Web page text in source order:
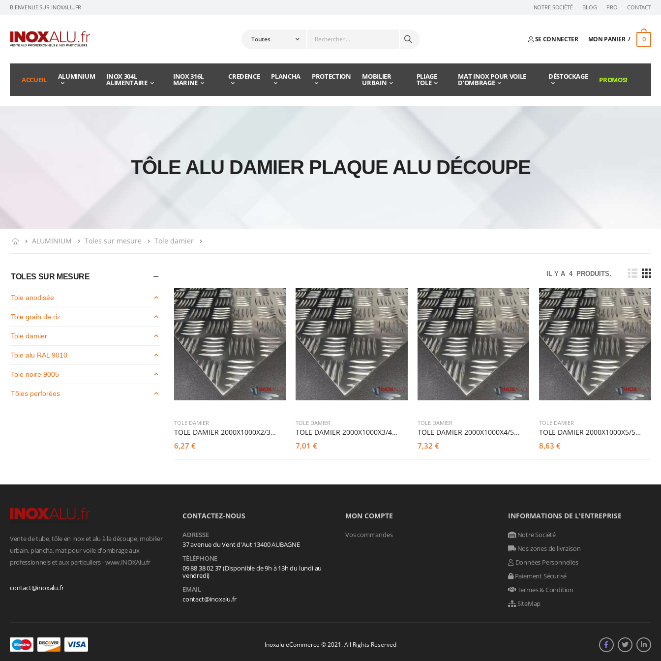
BIENVENUE SUR INOXALU.FR NOTRE SOCIÉTÉ BLOG PRO CONTACT
SE CONNECTER MON PANIER 0
ACCUEIL ALUMINIUM INOX 304L
ALIMENTAIRE
INOX 316L
MARINE
CREDENCE PLANCHA PROTECTION MOBILIER
URBAIN
PLIAGE
TOLE
MAT INOX POUR VOILE
D'OMBRAGE
DÉSTOCKAGE PROMOS!
TÔLE ALU DAMIER PLAQUE ALU DÉCOUPE
ALUMINIUM Toles sur mesure Tole damier
TOLES SUR MESURE
Tole anodisée
Tole grain de riz
Tole damier
Tole alu RAL 9010
Tole noire 9005
Tôles perforées
IL Y A 4PRODUITS.
TOLE DAMIER
TOLE DAMIER 2000X1000X2/3,5 1TOLE
6,27 €
TOLE DAMIER
TOLE DAMIER 2000X1000X3/4,5 1TOLE
7,01 €
TOLE DAMIER
TOLE DAMIER 2000X1000X4/5,5 1TOLE
7,32 €
TOLE DAMIER
TOLE DAMIER 2000X1000X5/5.7 1 TOLE
8,63 €
Vente de tube, tôle en inox et alu à la découpe, mobilier
urbain, plancha, mat pour voile d'ombrage aux
professionnels et aux particuliers - www.INOXAlu.fr
contact@inoxalu.fr
CONTACTEZ-NOUS
ADRESSE
37 avenue du Vent d'Aut 13400 AUBAGNE
TÉLÉPHONE
09 88 38 02 37 (Disponible de 9h à 13h du lundi au
vendredi)
EMAIL
contact@inoxalu.fr
MON COMPTE
Vos commandes
INFORMATIONS DE L'ENTREPRISE
Notre Société
Nos zones de livraison
Données Personnelles
Paiement Sécurisé
Termes & Condition
SiteMap
Inoxalu eCommerce © 2021. All Rights Reserved